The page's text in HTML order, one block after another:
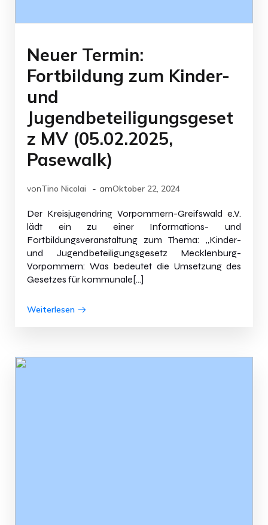
Neuer Termin:
Fortbildung zum Kinder-
und
Jugendbeteiligungsgeset
z MV (05.02.2025,
Pasewalk)
vonTino Nicolai - amOktober 22, 2024
Der Kreisjugendring Vorpommern-Greifswald e.V.
lädt ein zu einer Informations- und
Fortbildungsveranstaltung zum Thema: „Kinder-
und Jugendbeteiligungsgesetz Mecklenburg-
Vorpommern: Was bedeutet die Umsetzung des
Gesetzes für kommunale[…]
Weiterlesen